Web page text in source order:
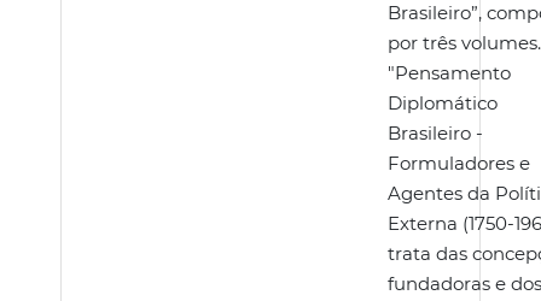
Brasileiro”,
por três
"Pensamento
Diplomático
Brasileiro -
Formuladores e
Agentes da
Externa (1750-
trata das
fundadoras e dos